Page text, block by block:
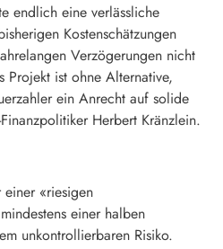
endlich eine verlässliche
Kostenschätzungen
Verzögerungen nicht
Projekt ist ohne Alternative,
ein Anrecht auf solide
Herbert Kränzlein.
«riesigen
einer halben
unkontrollierbaren Risiko.